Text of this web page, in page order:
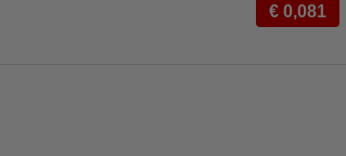
€ 0,081